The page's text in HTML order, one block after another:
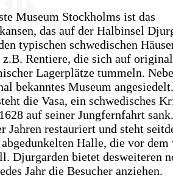
Museum Stockholms ist das
das auf der Halbinsel
typischen schwedischen
z.B. Rentiere, die sich auf
Lagerplätze tummeln.
bekanntes Museum
die Vasa, ein schwedisches
auf seiner Jungfernfahrt
Jahren restauriert und steht
Halle, die vor dem
Djurgarden bietet desweiteren
Jahr die Besucher anziehen.